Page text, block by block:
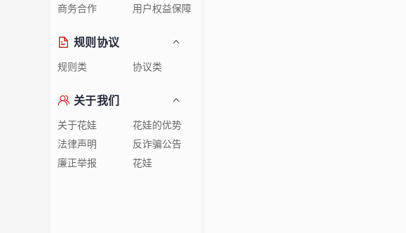
商务合作
用户权益保障
规则协议
规则类 协议类
关于我们
关于花娃
花娃的优势
法律声明
反诈骗公告
廉正举报
花娃